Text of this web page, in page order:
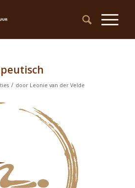
/ door Leonie van der Velde